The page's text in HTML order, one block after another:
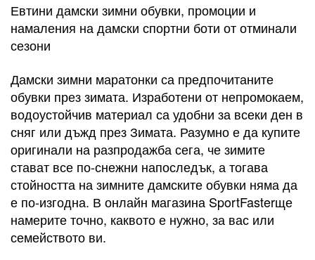
Евтини дамски зимни обувки, промоции и
намаления на дамски спортни боти от отминали
сезони
Дамски зимни маратонки са предпочитаните
обувки през зимата. Изработени от непромокаем,
водоустойчив материал са удобни за всеки ден в
сняг или дъжд през Зимата. Разумно е да купите
оригинали на разпродажба сега, че зимите
стават все по-снежни напоследък, а тогава
стойността на зимните дамските обувки няма да
е по-изгодна. В онлайн магазина SportFasterще
намерите точно, каквото е нужно, за вас или
семейството ви.